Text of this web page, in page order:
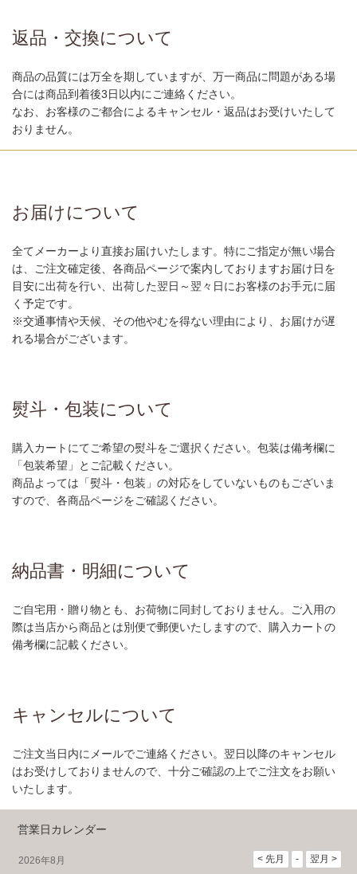
返品・交換について
商品の品質には万全を期していますが、万一商品に問題がある場
合には商品到着後3日以内にご連絡ください。
なお、お客様のご都合によるキャンセル・返品はお受けいたして
おりません。
お届けについて
全てメーカーより直接お届けいたします。特にご指定が無い場合
は、ご注文確定後、各商品ページで案内しておりますお届け日を
目安に出荷を行い、出荷した翌日～翌々日にお客様のお手元に届
く予定です。
※交通事情や天候、その他やむを得ない理由により、お届けが遅
れる場合がございます。
熨斗・包装について
購入カートにてご希望の熨斗をご選択ください。包装は備考欄に
「包装希望」とご記載ください。
商品よっては「熨斗・包装」の対応をしていないものもございま
すので、各商品ページをご確認ください。
納品書・明細について
ご自宅用・贈り物とも、お荷物に同封しておりません。ご入用の
際は当店から商品とは別便で郵便いたしますので、購入カートの
備考欄に記載ください。
キャンセルについて
ご注文当日内にメールでご連絡ください。翌日以降のキャンセル
はお受けしておりませんので、十分ご確認の上でご注文をお願い
いたします。
営業日カレンダー
2026年8月